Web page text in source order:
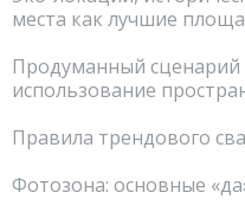
места как лучшие
Продуманный
использование
Правила трендового
Фотозона: основные